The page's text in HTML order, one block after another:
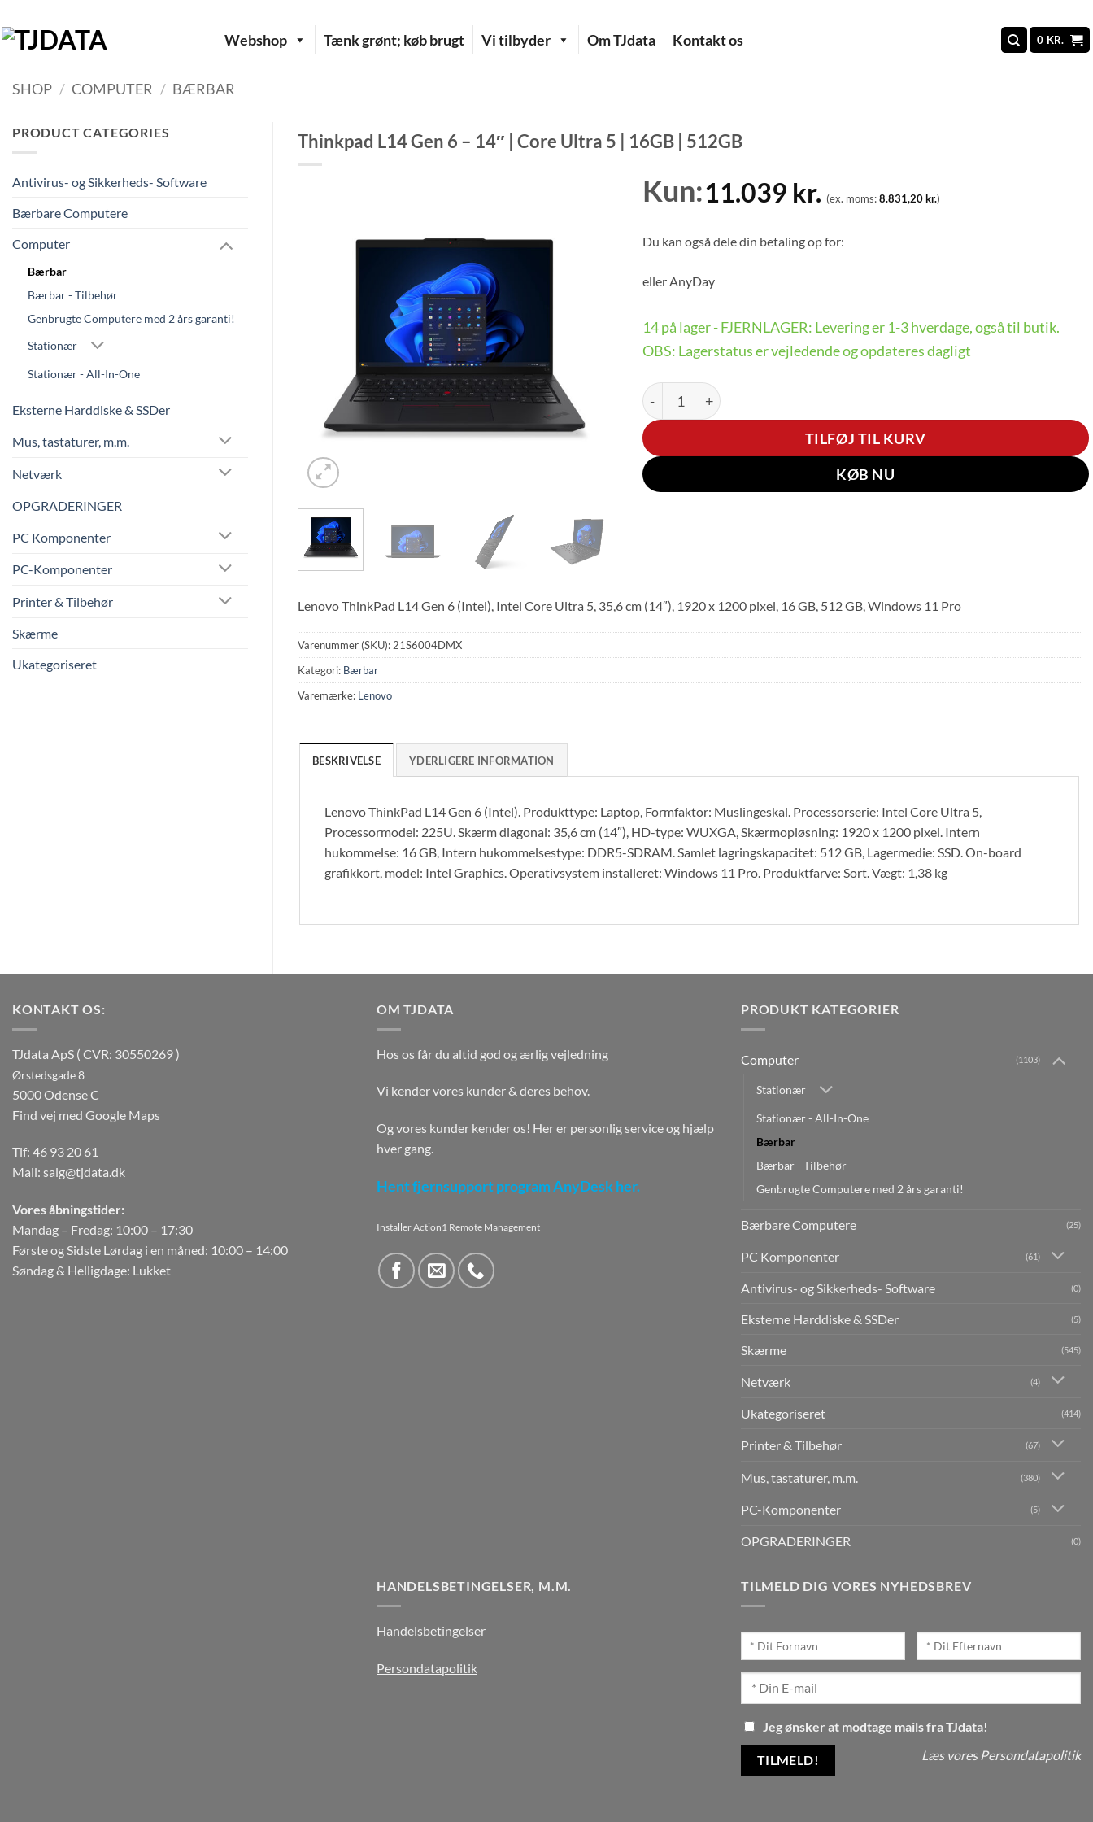
til
indhold
Webshop Tænk grønt; køb brugt Vi tilbyder Om TJdata Kontakt os 0 KR.
SHOP / COMPUTER / BÆRBAR
PRODUCT CATEGORIES
Antivirus- og Sikkerheds- Software
Bærbare Computere
Computer
Bærbar
Bærbar - Tilbehør
Genbrugte Computere med 2 års garanti!
Stationær
Stationær - All-In-One
Eksterne Harddiske & SSDer
Mus, tastaturer, m.m.
Netværk
OPGRADERINGER
PC Komponenter
PC-Komponenter
Printer & Tilbehør
Skærme
Ukategoriseret
Thinkpad L14 Gen 6 – 14″ | Core Ultra 5 | 16GB | 512GB
Kun:11.039 kr. (ex. moms:8.831,20kr.)
Du kan også dele din betaling op for:
ellerAnyDay
14 på lager - FJERNLAGER: Levering er 1-3 hverdage, også til butik.
OBS: Lagerstatus er vejledende og opdateres dagligt
Thinkpad L14 Gen 6 - 14" | Core Ultra 5 | 16GB | 512GB antal
TILFØJ TIL KURV
KØB NU
Lenovo ThinkPad L14 Gen 6 (Intel), Intel Core Ultra 5, 35,6 cm (14″), 1920 x 1200 pixel, 16 GB, 512 GB, Windows 11 Pro
Varenummer (SKU):21S6004DMX
Kategori: Bærbar
Varemærke: Lenovo
BESKRIVELSE YDERLIGERE INFORMATION
Lenovo ThinkPad L14 Gen 6 (Intel). Produkttype: Laptop, Formfaktor: Muslingeskal. Processorserie: Intel Core Ultra 5,
Processormodel: 225U. Skærm diagonal: 35,6 cm (14″), HD-type: WUXGA, Skærmopløsning: 1920 x 1200 pixel. Intern
hukommelse: 16 GB, Intern hukommelsestype: DDR5-SDRAM. Samlet lagringskapacitet: 512 GB, Lagermedie: SSD. On-board
grafikkort, model: Intel Graphics. Operativsystem installeret: Windows 11 Pro. Produktfarve: Sort. Vægt: 1,38 kg
KONTAKT OS:
TJdata ApS ( CVR: 30550269 )
Ørstedsgade 8
5000 Odense C
Find vej med Google Maps
Tlf: 46 93 20 61
Mail: salg@tjdata.dk
Vores åbningstider:
Mandag – Fredag: 10:00 – 17:30
Første og Sidste Lørdag i en måned: 10:00 – 14:00
Søndag & Helligdage: Lukket
OM TJDATA
Hos os får du altid god og ærlig vejledning
Vi kender vores kunder & deres behov.
Og vores kunder kender os! Her er personlig service og hjælp
hver gang.
Hent fjernsupport program AnyDesk her.
Installer Action1 Remote Management
PRODUKT KATEGORIER
Computer (1103)
Stationær
Stationær - All-In-One
Bærbar
Bærbar - Tilbehør
Genbrugte Computere med 2 års garanti!
Bærbare Computere (25)
PC Komponenter (61)
Antivirus- og Sikkerheds- Software (0)
Eksterne Harddiske & SSDer (5)
Skærme (545)
Netværk (4)
Ukategoriseret (414)
Printer & Tilbehør (67)
Mus, tastaturer, m.m. (380)
PC-Komponenter (5)
OPGRADERINGER (0)
HANDELSBETINGELSER, M.M.
Handelsbetingelser
Persondatapolitik
TILMELD DIG VORES NYHEDSBREV
Jeg ønsker at modtage mails fra TJdata!
Læs vores Persondatapolitik